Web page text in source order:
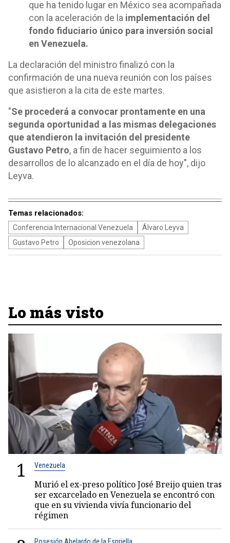
que ha tenido lugar en México sea acompañada
con la aceleración de la implementación del
fondo fiduciario único para inversión social
en Venezuela.
La declaración del ministro finalizó con la
confirmación de una nueva reunión con los países
que asistieron a la cita de este martes.
"Se procederá a convocar prontamente en una
segunda oportunidad a las mismas delegaciones
que atendieron la invitación del presidente
Gustavo Petro, a fin de hacer seguimiento a los
desarrollos de lo alcanzado en el día de hoy", dijo
Leyva.
Temas relacionados:
Conferencia Internacional Venezuela
Álvaro Leyva
Gustavo Petro
Oposicion venezolana
Lo más visto
1 Venezuela
Murió el ex-preso político José Breijo quien tras
ser excarcelado en Venezuela se encontró con
que en su vivienda vivía funcionario del
régimen